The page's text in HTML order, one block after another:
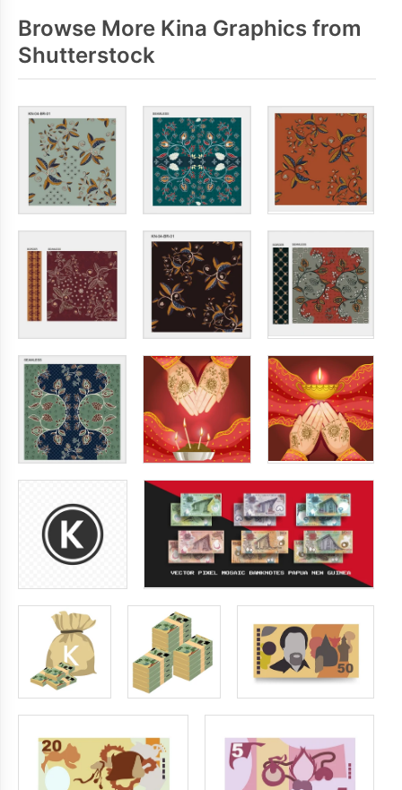
Browse More Kina Graphics from
Shutterstock